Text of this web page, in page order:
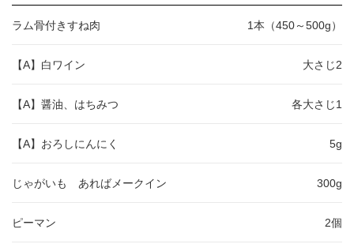
ラム骨付きすね肉 1本（450～500g）
【A】白ワイン 大さじ2
【A】醤油、はちみつ 各大さじ1
【A】おろしにんにく 5g
じゃがいも あればメークイン 300g
ピーマン 2個